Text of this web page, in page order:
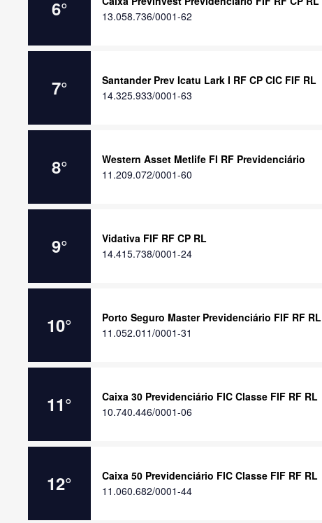
6°
13.058.736/0001-62
7°
Santander Prev Icatu Lark I RF CP CIC FIF RL
14.325.933/0001-63
8°
Western Asset Metlife FI RF Previdenciário
11.209.072/0001-60
9°
Vidativa FIF RF CP RL
14.415.738/0001-24
10°
Porto Seguro Master Previdenciário FIF RF RL
11.052.011/0001-31
11°
Caixa 30 Previdenciário FIC Classe FIF RF RL
10.740.446/0001-06
12°
Caixa 50 Previdenciário FIC Classe FIF RF RL
11.060.682/0001-44